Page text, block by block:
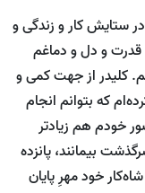
ستایش کار و زندگی و
قدرت و دل و دماغم
کلیدر از جهت کمی و
که بتوانم انجام
خودم هم زیادتر
بی‏مانند، پانزده
آن‌گاه بر این شاه‌کار خود مهرِ پایان